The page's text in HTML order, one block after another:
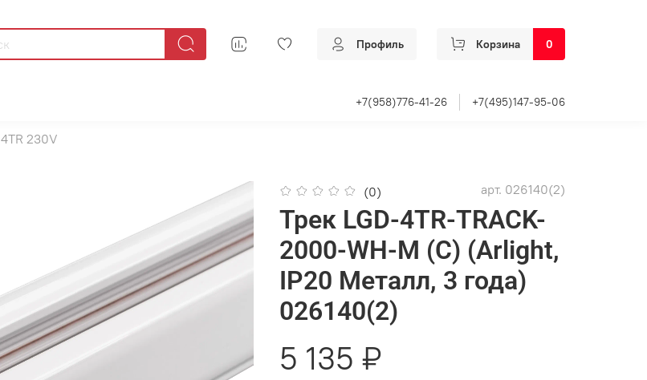
Профиль Корзина 0
+7(958)776-41-26 +7(495)147-95-06
230V
(0) арт. 026140(2)
Трек LGD-4TR-TRACK-
2000-WH-M (C) (Arlight,
IP20 Металл, 3 года)
026140(2)
5 135 ₽